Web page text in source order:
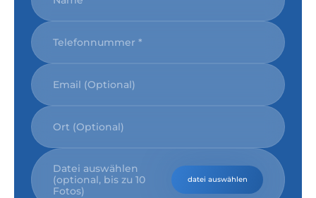
Datei auswählen
(optional, bis zu 10
Fotos)
datei auswählen